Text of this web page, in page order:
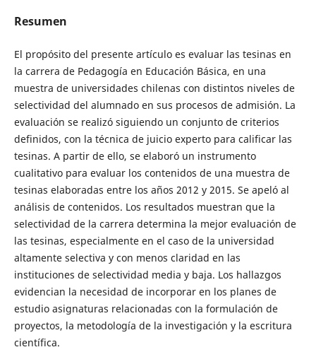
Resumen
El propósito del presente artículo es evaluar las tesinas en
la carrera de Pedagogía en Educación Básica, en una
muestra de universidades chilenas con distintos niveles de
selectividad del alumnado en sus procesos de admisión. La
evaluación se realizó siguiendo un conjunto de criterios
definidos, con la técnica de juicio experto para calificar las
tesinas. A partir de ello, se elaboró un instrumento
cualitativo para evaluar los contenidos de una muestra de
tesinas elaboradas entre los años 2012 y 2015. Se apeló al
análisis de contenidos. Los resultados muestran que la
selectividad de la carrera determina la mejor evaluación de
las tesinas, especialmente en el caso de la universidad
altamente selectiva y con menos claridad en las
instituciones de selectividad media y baja. Los hallazgos
evidencian la necesidad de incorporar en los planes de
estudio asignaturas relacionadas con la formulación de
proyectos, la metodología de la investigación y la escritura
científica.